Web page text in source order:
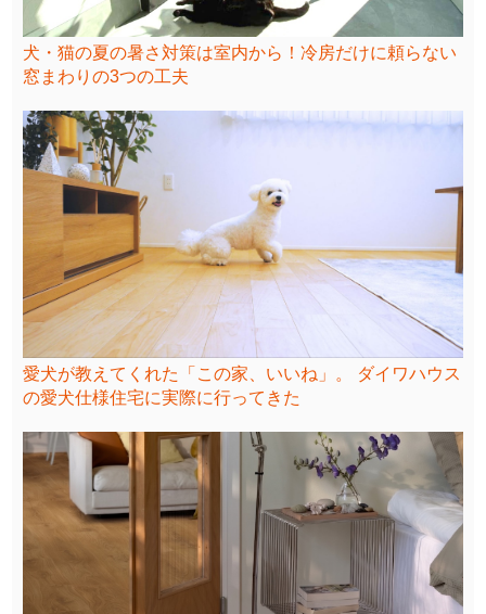
犬・猫の夏の暑さ対策は室内から！冷房だけに頼らない
窓まわりの3つの工夫
愛犬が教えてくれた「この家、いいね」。 ダイワハウス
の愛犬仕様住宅に実際に行ってきた